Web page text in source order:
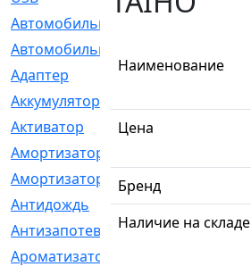
Автомобильное
Автомобильный
Адаптер
[3]
Аккумулятор
Активатор
Амортизатор
Амортизаторы
Антидождь
[1]
Антизапотеватель
[1]
Ароматизатор
Наименование
Цена
Бренд
Наличие на складе